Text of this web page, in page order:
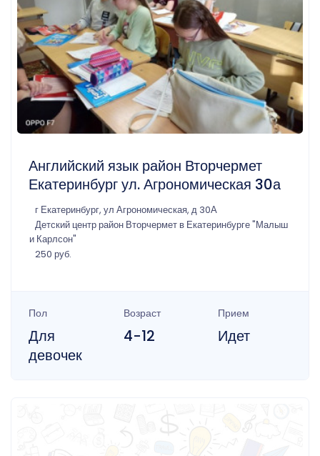
Английский язык район Вторчермет
Екатеринбург ул. Агрономическая 30а
г Екатеринбург, ул Агрономическая, д 30А
Детский центр район Вторчермет в Екатеринбурге "Малыш
и Карлсон"
250 руб.
Пол
Для
девочек
Возраст
4-12
Прием
Идет